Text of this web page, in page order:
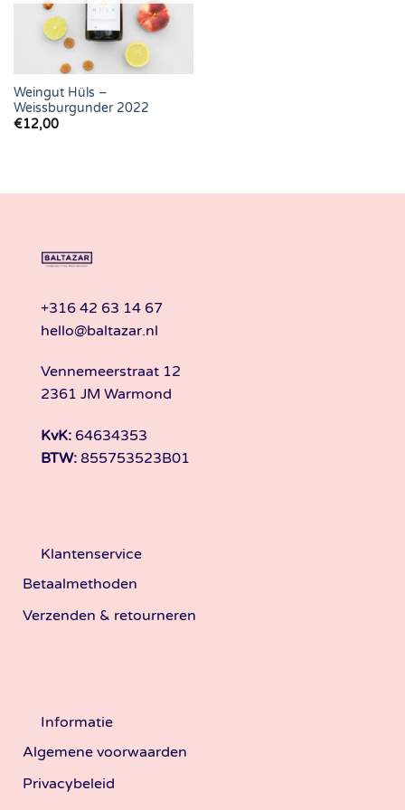
Weingut Hüls –
Weissburgunder 2022
€12,00
+316 42 63 14 67
hello@baltazar.nl
Vennemeerstraat 12
2361 JM Warmond
KvK: 64634353
BTW: 855753523B01
Klantenservice
Betaalmethoden
Verzenden & retourneren
Informatie
Algemene voorwaarden
Privacybeleid